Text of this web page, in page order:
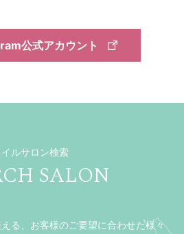
公式アカウント
イルサロン検索
SALON
る、お客様のご要望に合わせた様々